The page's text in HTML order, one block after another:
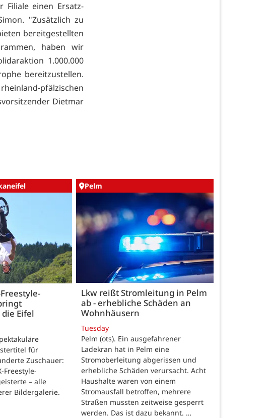
einen Ersatz-
"Zusätzlich zu
bereitgestellten
haben wir
1.000.000
bereitzustellen.
pfälzischen
Dietmar
Eifel
für
Zuschauer:
Freestyle-
– alle
Bildergalerie.
Pelm
Lkw reißt Stromleitung in Pelm
ab - erhebliche Schäden an
Wohnhäusern
Tuesday
Pelm (ots). Ein ausgefahrener
Ladekran hat in Pelm eine
Stromoberleitung abgerissen und
erhebliche Schäden verursacht. Acht
Haushalte waren von einem
Stromausfall betroffen, mehrere
Straßen mussten zeitweise gesperrt
werden. Das ist dazu bekannt. …